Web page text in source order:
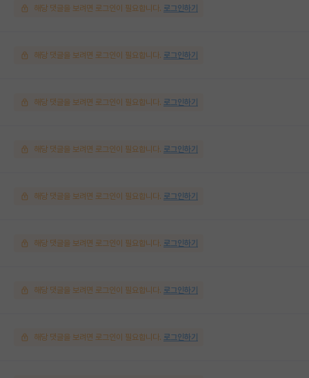
해당 댓글을 보려면 로그인이 필요합니다. 로그인하기
해당 댓글을 보려면 로그인이 필요합니다. 로그인하기
해당 댓글을 보려면 로그인이 필요합니다. 로그인하기
해당 댓글을 보려면 로그인이 필요합니다. 로그인하기
해당 댓글을 보려면 로그인이 필요합니다. 로그인하기
해당 댓글을 보려면 로그인이 필요합니다. 로그인하기
해당 댓글을 보려면 로그인이 필요합니다. 로그인하기
해당 댓글을 보려면 로그인이 필요합니다. 로그인하기